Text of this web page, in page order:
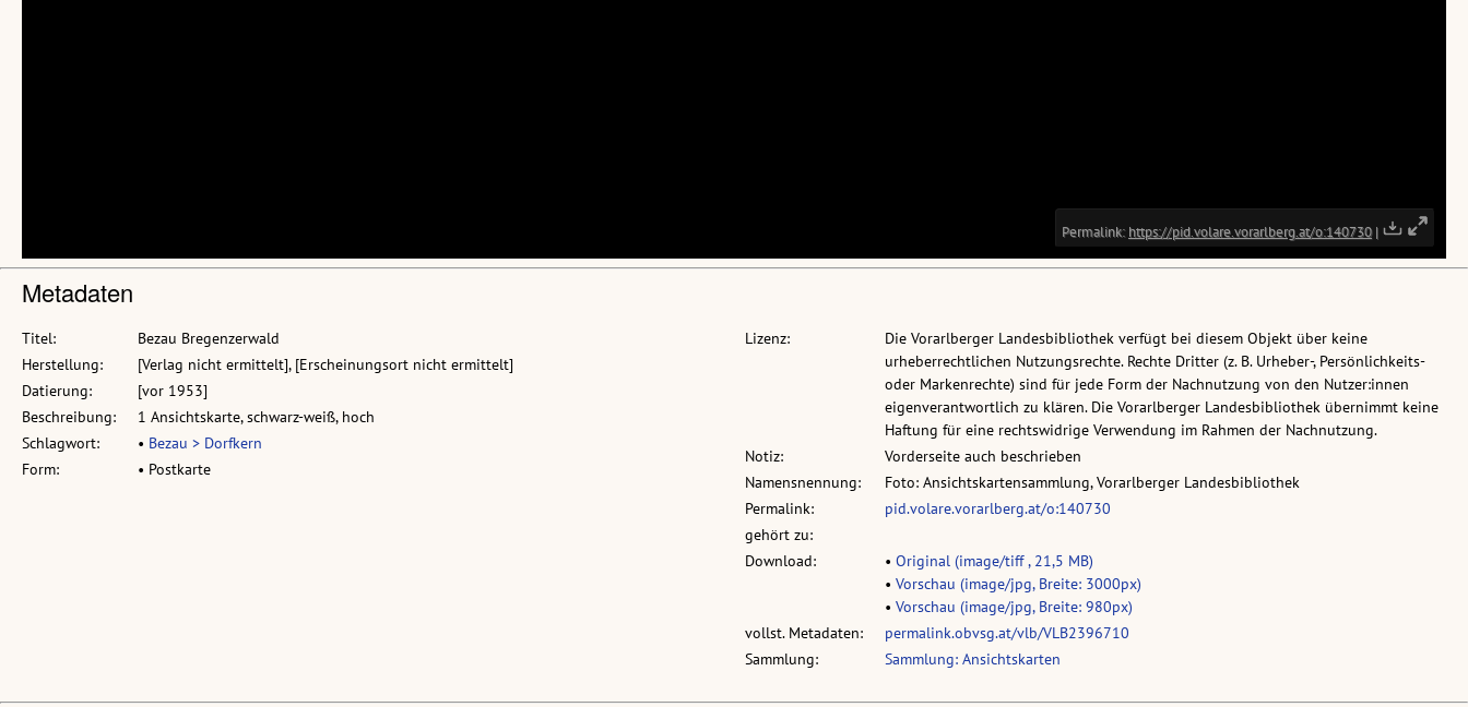
Metadaten
Titel:
Bezau Bregenzerwald
Herstellung:
[Verlag nicht ermittelt], [Erscheinungsort nicht ermittelt]
Datierung:
[vor 1953]
Beschreibung:
1 Ansichtskarte, schwarz-weiß, hoch
Schlagwort:
• Bezau > Dorfkern
Form:
• Postkarte
Lizenz:
Die Vorarlberger Landesbibliothek verfügt bei diesem Objekt über keine
urheberrechtlichen Nutzungsrechte. Rechte Dritter (z. B. Urheber-, Persönlichkeits-
oder Markenrechte) sind für jede Form der Nachnutzung von den Nutzer:innen
eigenverantwortlich zu klären. Die Vorarlberger Landesbibliothek übernimmt keine
Haftung für eine rechtswidrige Verwendung im Rahmen der Nachnutzung.
Notiz:
Vorderseite auch beschrieben
Namensnennung:
Foto: Ansichtskartensammlung, Vorarlberger Landesbibliothek
Permalink:
pid.volare.vorarlberg.at/o:140730
gehört zu:
Download:
• Original (image/tiff , 21,5 MB)
• Vorschau (image/jpg, Breite: 3000px)
• Vorschau (image/jpg, Breite: 980px)
vollst. Metadaten:
permalink.obvsg.at/vlb/VLB2396710
Sammlung:
Sammlung: Ansichtskarten